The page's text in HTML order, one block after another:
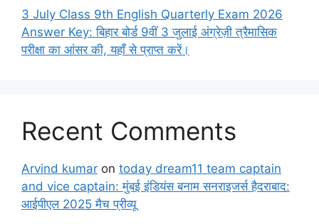
3 July Class 9th English Quarterly Exam 2026
Answer Key: बिहार बोर्ड 9वीं 3 जुलाई अंग्रेज़ी त्रैमासिक
परीक्षा का आंसर की, यहाँ से प्राप्त करें।
Recent Comments
Arvind kumar on today dream11 team captain
and vice captain: मुंबई इंडियंस बनाम सनराइजर्स हैदराबाद:
आईपीएल 2025 मैच प्रीव्यू